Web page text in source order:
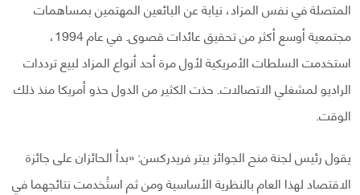
المتصلة في نفس المزاد، نيابة عن البائعين المهتمين بمساهمات
مجتمعية أوسع أكثر من تحقيق عائدات قصوى. في عام 1994،
استخدمت السلطات الأمريكية لأول مرة أحد أنواع المزاد لبيع ترددات
الراديو لمشغلي الاتصالات. حذت الكثير من الدول حذو أمريكا منذ ذلك
الوقت.
يقول رئيس لجنة منح الجوائز بيتر فريدركسن: «بدأ الحائزان على جائزة
الاقتصاد لهذا العام بالنظرية الأساسية ومن ثم استُخدمت نتائجهما في